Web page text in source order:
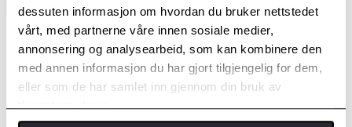
dessuten informasjon om hvordan du bruker nettstedet
vårt, med partnerne våre innen sosiale medier,
annonsering og analysearbeid, som kan kombinere den
med annen informasjon du har gjort tilgjengelig for dem,
eller som de har samlet inn gjennom din bruk av
tjenestene deres.
Intelligent beskyttelse
Livet går fort, i dagens travle kjøremiljø er det ikke plass til et
øyeblikks uoppmerksomhet. Toyotas utvalg av intelligente
sikkerhetssystemer passer alltid på deg, jobber usynlig for å
forhindre kollisjoner og holde deg trygg på veien.